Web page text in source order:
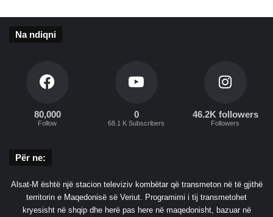
Na ndiqni
80,000
Follow
0
68.1 K Subscribers
46.2K followers
Followers
Për ne:
Alsat-M është një stacion televiziv kombëtar që transmeton në të gjithë
territorin e Maqedonisë së Veriut. Programimi i tij transmetohet
kryesisht në shqip dhe herë pas here në maqedonisht, bazuar në